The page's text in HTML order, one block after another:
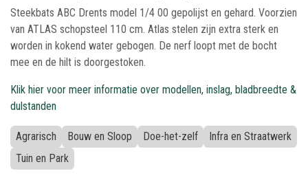
Steekbats ABC Drents model 1/4 00 gepolijst en gehard. Voorzien
van ATLAS schopsteel 110 cm. Atlas stelen zijn extra sterk en
worden in kokend water gebogen. De nerf loopt met de bocht
mee en de hilt is doorgestoken.
Klik hier voor meer informatie over modellen, inslag, bladbreedte &
dulstanden
Agrarisch Bouw en Sloop Doe-het-zelf
Infra en Straatwerk
Tuin en Park